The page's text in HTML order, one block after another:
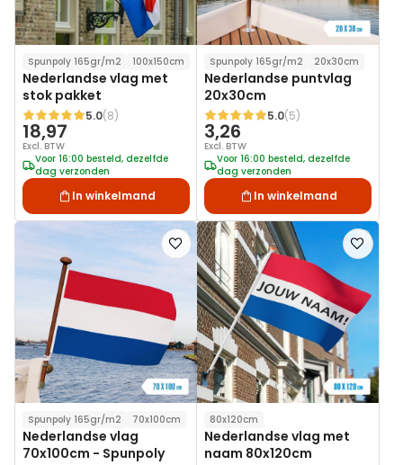
Spunpoly 165gr/m2 100x150cm
Nederlandse vlag met
stok pakket
Waardering:
5.0(8)
18,97
Excl. BTW
Voor 16:00 besteld, dezelfde
dag verzonden
In winkelmand
Spunpoly 165gr/m2 20x30cm
Nederlandse puntvlag
20x30cm
Waardering:
5.0(5)
3,26
Excl. BTW
Voor 16:00 besteld, dezelfde
dag verzonden
In winkelmand
Voeg
toe
verlanglijst
Spunpoly 165gr/m2 70x100cm
Nederlandse vlag
70x100cm - Spunpoly
Voeg
toe
aan
80x120cm
Nederlandse vlag met
naam 80x120cm